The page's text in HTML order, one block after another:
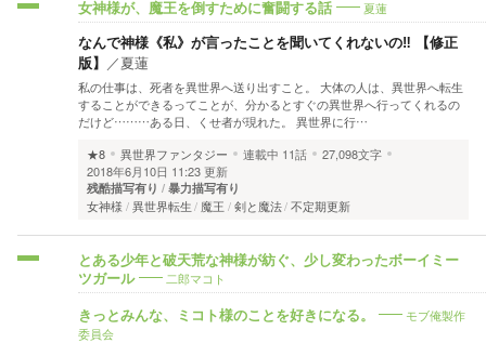
女神様が、魔王を倒すために奮闘する話 夏蓮
なんで神様《私》が言ったことを聞いてくれないの‼ 【修正
版】 ／夏蓮
私の仕事は、死者を異世界へ送り出すこと。 大体の人は、異世界へ転生
することができるってことが、分かるとすぐの異世界へ行ってくれるの
だけど………ある日、くせ者が現れた。 異世界に行…
★8
異世界ファンタジー 連載中 11話
27,098文字
2018年6月10日 11:23 更新
残酷描写有り 暴力描写有り
女神様 異世界転生 魔王 剣と魔法 不定期更新
とある少年と破天荒な神様が紡ぐ、少し変わったボーイミー
ツガール
二郎マコト
きっとみんな、ミコト様のことを好きになる。
モブ俺製作
委員会